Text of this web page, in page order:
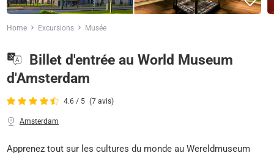
Home Excursions Musée
Billet d'entrée au World Museum
d'Amsterdam
4.6 / 5 (7 avis)
Amsterdam
Apprenez tout sur les cultures du monde au Wereldmuseum